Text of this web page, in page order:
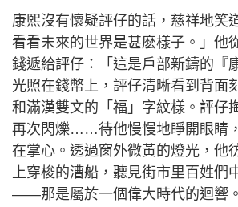
康熙沒有懷疑評仔的話，慈祥地笑
看看未來的世界是甚麽樣子。」他
錢遞給評仔：「這是戶部新鑄的『
光照在錢幣上，評仔清晰看到背面
和滿漢雙文的「福」字紋樣。評仔
再次閃爍……待他慢慢地睜開眼睛
在掌心。透過窗外微黃的燈光，他
上穿梭的漕船，聽見街市里百姓們
——那是屬於一個偉大時代的迴響